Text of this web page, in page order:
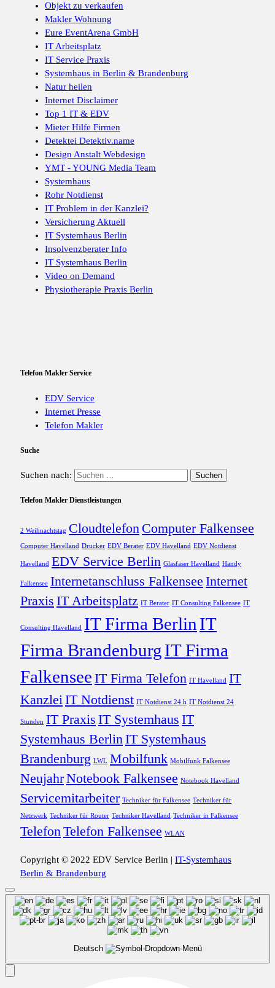
Objekt zu verkaufen
Makler Wohnung
Eure EventArena GmbH
IT Arbeitsplatz
IT Service Praxis
Systemhaus in Berlin & Brandenburg
Natur heilen
Internet Disclaimer
Top 1 IT & EDV
Mieter Hilfe Firmen
Detektei Detektiv.name
Design Anstalt Webdesign
YMT - YOUNG Media Team
Systemhaus
Rohr Notdienst
IT Problem in der Kanzlei?
Versicherung Aktuell
IT Systemhaus Berlin
Insolvenzberater Info
IT Systemhaus Berlin
Video on Demand
Physiotherapie Praxis Berlin
Telefon Makler Service
EDV Service
Internet Presse
Telefon Makler
Suche
Suchen nach:
Telefon Makler Dienstleistungen
2 Weihnachtstag Cloudtelefon Computer Falkensee
Computer Havelland Drucker EDV Berater EDV Havelland EDV Notdienst
Havelland EDV Service Berlin Glasfaser Havelland Handy
Falkensee Internetanschluss Falkensee Internet
Praxis IT Arbeitsplatz IT Berater IT Consulting Falkensee IT
Consulting Havelland IT Firma Berlin IT
Firma BrandenburgIT Firma
Falkensee IT Firma Telefon IT Havelland IT
KanzleiIT Notdienst IT Notdienst 24 h IT Notdienst 24
Stunden IT Praxis IT Systemhaus IT
Systemhaus BerlinIT Systemhaus
Brandenburg LWL Mobilfunk Mobilfunk Falkensee
NeujahrNotebook Falkensee Notebook Havelland
Servicemitarbeiter Techniker für Falkensee Techniker für
Netzwerk Techniker für Router Techniker Havelland Techniker in Falkensee
TelefonTelefon Falkensee WLAN
Copyright © 2022 EDV Service Berlin | IT-Systemhaus
Berlin & Brandenburg
Deutsch